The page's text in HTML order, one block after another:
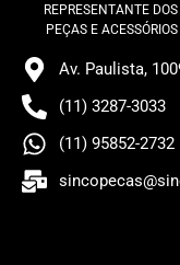
REPRESENTANTE
PEÇAS E
Av. Paulista,
(11) 3287-3033
(11) 95852-2732